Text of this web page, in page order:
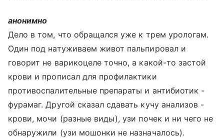
анонимно
Дело в том, что обращался уже к трем урологам.
Один под натуживаем живот пальпировал и
говорит не варикоцеле точно, а какой-то застой
крови и прописал для профилактики
противоспалительные препараты и антибиотик -
фурамаг. Другой сказал сдавать кучу анализов -
крови, мочи (разные виды), узи почек и ни чего не
обнаружили (узи мошонки не назначалось).